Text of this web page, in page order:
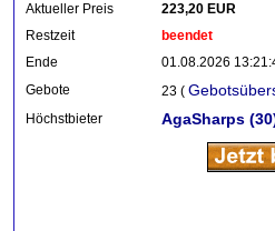
Aktueller Preis
223,20 EUR
Restzeit
beendet
Ende
01.08.2026
Gebote
23 (
Höchstbieter
AgaSharps